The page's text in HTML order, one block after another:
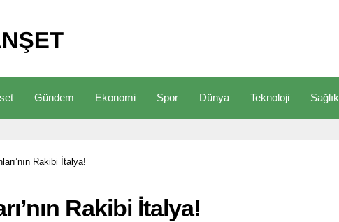
Gündem Ekonomi Spor Dünya Teknoloji Sağlık
Rakibi İtalya!
Rakibi İtalya!